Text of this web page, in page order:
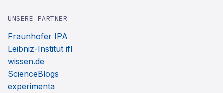
UNSERE PARTNER
Fraunhofer IPA
Leibniz-Institut ifl
wissen.de
ScienceBlogs
experimenta